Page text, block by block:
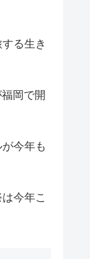
る生き
岡で開
今年も
今年こ